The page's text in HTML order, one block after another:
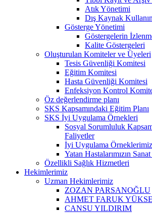
Atık Yönetimi
Dış Kaynak
Gösterge Yönetimi
Göstergelerin
Kalite Göstergeleri
Oluşturulan Komiteler ve Üyeleri
Tesis Güvenliği Komitesi
Eğitim Komitesi
Hasta Güvenliği Komitesi
Enfeksiyon Kontrol
Öz değerlendirme planı
SKS Kapsamındaki Eğitim Planı
SKS İyi Uygulama Örnekleri
Sosyal Sorumluluk
Faliyetler
İyi Uygulama Örneklerimiz
Yatan Hastalarımızın Sanat
Özellikli Sağlık Hizmetleri
Hekimlerimiz
Uzman Hekimlerimiz
ZOZAN PARSANOĞLU
AHMET FARUK
CANSU YILDIRIM